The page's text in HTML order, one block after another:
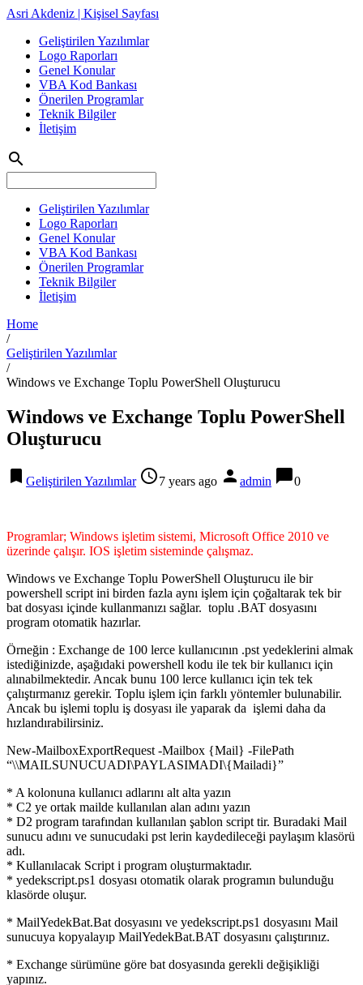
Asri Akdeniz | Kişisel Sayfası
Geliştirilen Yazılımlar
Logo Raporları
Genel Konular
VBA Kod Bankası
Önerilen Programlar
Teknik Bilgiler
İletişim
search
Geliştirilen Yazılımlar
Logo Raporları
Genel Konular
VBA Kod Bankası
Önerilen Programlar
Teknik Bilgiler
İletişim
Home
/
Geliştirilen Yazılımlar
/
Windows ve Exchange Toplu PowerShell Oluşturucu
Windows ve Exchange Toplu PowerShell
Oluşturucu
bookmark Geliştirilen Yazılımlar access_time7 years ago person admin chat_bubble0
Programlar; Windows işletim sistemi, Microsoft Office 2010 ve
üzerinde çalışır. IOS işletim sisteminde çalışmaz.
Windows ve Exchange Toplu PowerShell Oluşturucu ile bir
powershell script ini birden fazla aynı işlem için çoğaltarak tek bir
bat dosyası içinde kullanmanızı sağlar. toplu .BAT dosyasını
program otomatik hazırlar.
Örneğin : Exchange de 100 lerce kullanıcının .pst yedeklerini almak
istediğinizde, aşağıdaki powershell kodu ile tek bir kullanıcı için
alınabilmektedir. Ancak bunu 100 lerce kullanıcı için tek tek
çalıştırmanız gerekir. Toplu işlem için farklı yöntemler bulunabilir.
Ancak bu işlemi toplu iş dosyası ile yaparak da işlemi daha da
hızlandırabilirsiniz.
New-MailboxExportRequest -Mailbox {Mail} -FilePath
“\\MAILSUNUCUADI\PAYLASIMADI\{Mailadi}”
* A kolonuna kullanıcı adlarını alt alta yazın
* C2 ye ortak mailde kullanılan alan adını yazın
* D2 program tarafından kullanılan şablon script tir. Buradaki Mail
sunucu adını ve sunucudaki pst lerin kaydedileceği paylaşım klasörü
adı.
* Kullanılacak Script i program oluşturmaktadır.
* yedekscript.ps1 dosyası otomatik olarak programın bulunduğu
klasörde oluşur.
* MailYedekBat.Bat dosyasını ve yedekscript.ps1 dosyasını Mail
sunucuya kopyalayıp MailYedekBat.BAT dosyasını çalıştırınız.
* Exchange sürümüne göre bat dosyasında gerekli değişikliği
yapınız.